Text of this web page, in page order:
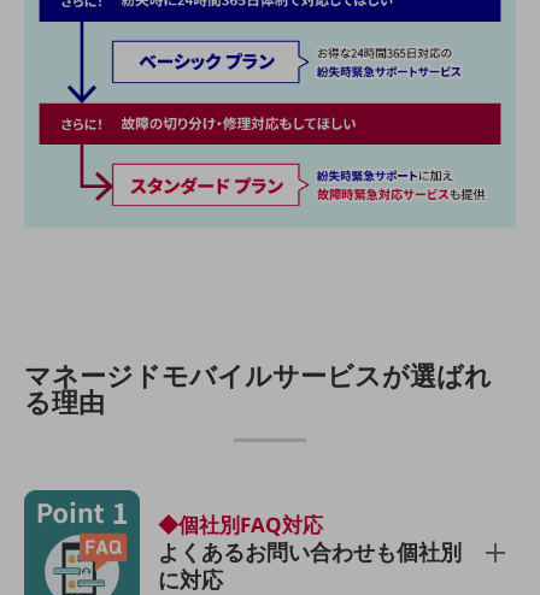
タフネススマートフォン
ドコモケータイ
5G対応ホームルーター
通信モジュール製品
ドコモBiz データ無制限 ドコモ MAX ドコモ mini ドコモBiz かけ放題
ケータイプラン
データプラス
IoT向け回線料金
マネージドモバイルサービスが選ばれ
る理由
◆個社別FAQ対応
よくあるお問い合わせも個社別
に対応